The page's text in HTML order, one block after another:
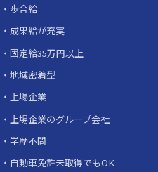
歩合給
成果給が充実
固定給35万円以上
地域密着型
上場企業
上場企業のグループ会社
学歴不問
自動車免許未取得でもOK